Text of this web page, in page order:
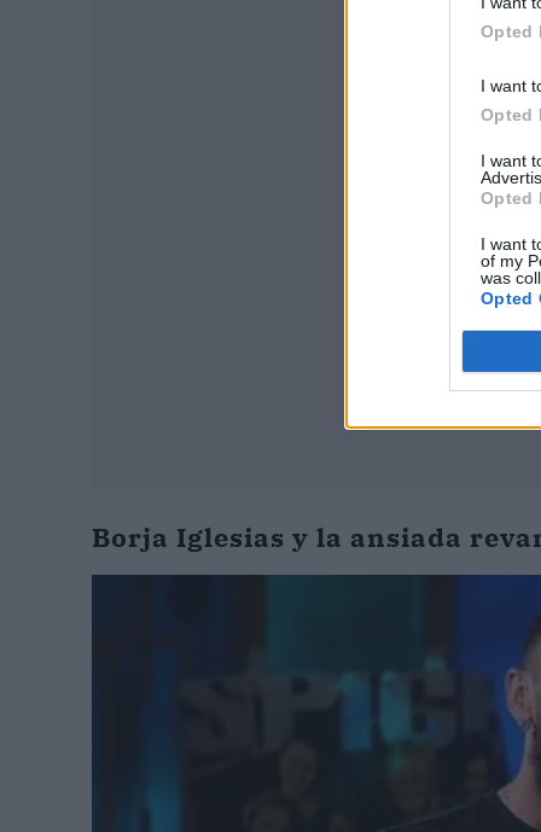
Opted
I want
Opted
I want
Opted
I want
of my
was
Opted
Borja Iglesias y la ansiada